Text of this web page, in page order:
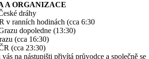
A ORGANIZACE
dráhy
v ranních hodinách (cca 6:30
dopoledne (13:30)
(cca 16:30)
(cca 23:30)
na nástupišti přivítá průvodce a společně se